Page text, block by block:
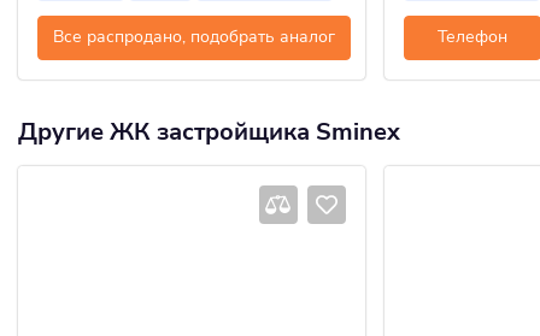
Все распродано, подобрать аналог Телефон
Другие ЖК застройщика Sminex